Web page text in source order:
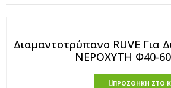
Διαμαντοτρύπανο RUVE Για
ΝΕΡΟΧΥΤΗ Φ40-
ΠΡΟΣΘΉΚΗ ΣΤΟ